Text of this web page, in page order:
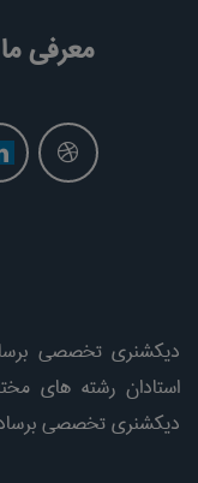
معرفی
دیکشنری تخصصی
استادان رشته های
دیکشنری تخصصی برساد